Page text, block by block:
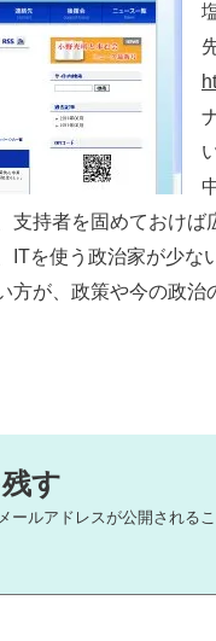
支持者を固めておけ
ITを使う政治家が少な
方が、政策や今の政
す
メールアドレスが公開される